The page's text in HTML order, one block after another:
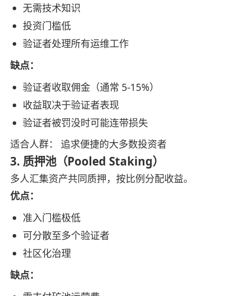
无需技术知识
投资门槛低
验证者处理所有运维工作
缺点：
验证者收取佣金（通常 5-15%）
收益取决于验证者表现
验证者被罚没时可能连带损失
适合人群： 追求便捷的大多数投资者
3. 质押池（Pooled Staking）
多人汇集资产共同质押，按比例分配收益。
优点：
准入门槛极低
可分散至多个验证者
社区化治理
缺点：